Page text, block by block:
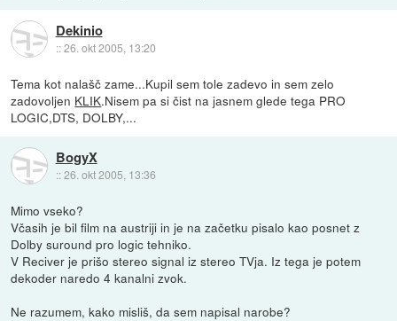
Dekinio
::26. okt 2005, 13:20
Tema kot nalašč zame...Kupil sem tole zadevo in sem zelo
zadovoljen KLIK.Nisem pa si čist na jasnem glede tega PRO
LOGIC,DTS, DOLBY,...
BogyX
::26. okt 2005, 13:36
Mimo vseko?
Včasih je bil film na austriji in je na začetku pisalo kao posnet z
Dolby suround pro logic tehniko.
V Reciver je prišo stereo signal iz stereo TVja. Iz tega je potem
dekoder naredo 4 kanalni zvok.
Ne razumem, kako misliš, da sem napisal narobe?